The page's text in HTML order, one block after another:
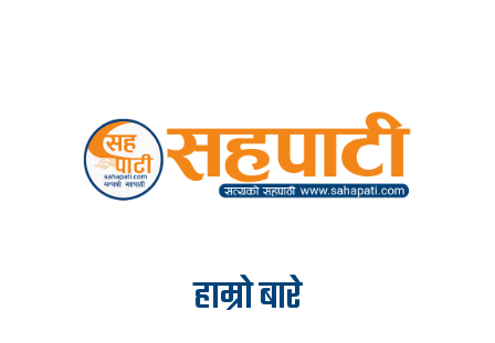
हाम्रो बारे